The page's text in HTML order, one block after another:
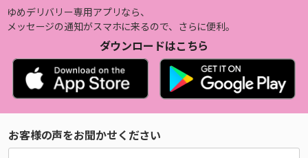
ゆめデリバリー専用アプリなら、
メッセージの通知がスマホに来るので、さらに便利。
ダウンロードはこちら
お客様の声をお聞かせください